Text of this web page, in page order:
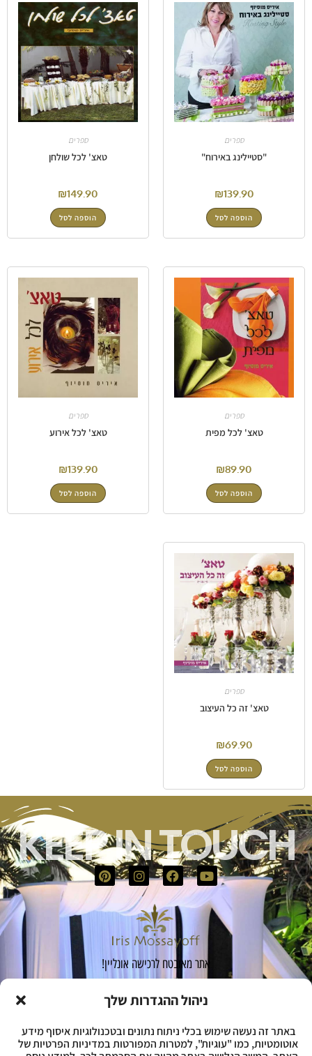
ניהול ההגדרות שלך
באתר זה נעשה שימוש בכלי ניתוח נתונים ובטכנולוגיות איסוף מידע
אוטומטיות, כמו "עוגיות", למטרות המפורטות במדיניות הפרטיות של
ספרים
"סטיילינג באירוח"
₪139.90
הוספה לסל
ספרים
טאצ' לכל שולחן
₪149.90
הוספה לסל
ספרים
טאצ' לכל מפית
₪89.90
הוספה לסל
ספרים
טאצ' לכל אירוע
₪139.90
הוספה לסל
ספרים
טאצ' זה כל העיצוב
₪69.90
הוספה לסל
KEEP IN TOUCH
אתר מאובטח לרכישה אונליין!
הרשמה לקבוצת הוואטסאפ שלי: "פורום
מעצבות"